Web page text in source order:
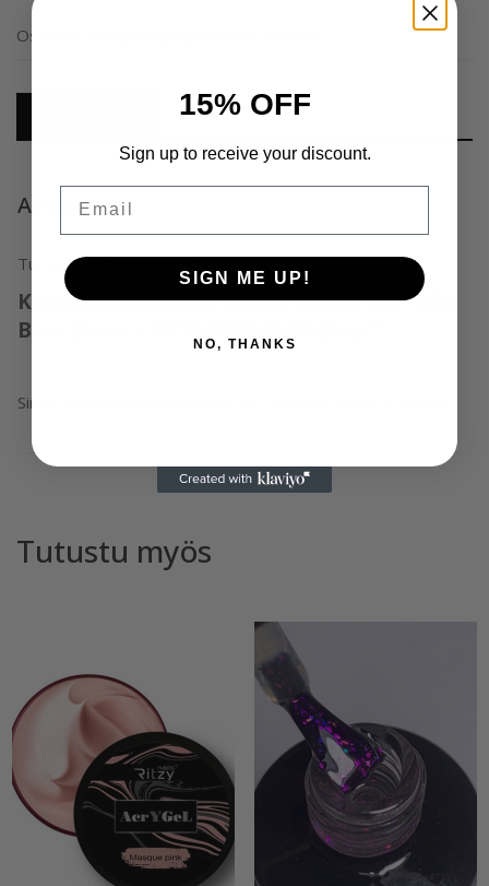
Osastot:
Arviot
Tuotearvioita ei vielä ole.
Kirjoita ensimmäinen arvio tuotteelle “S56
Blue Moon – UV Gel Polish Makear”
Sinun on
Tutustu myös
15% OFF
Sign up to receive your discount.
SIGN ME UP!
NO, THANKS